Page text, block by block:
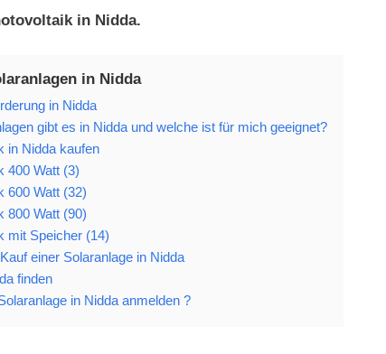
in Nidda.
in Nidda
in Nidda
gibt es in Nidda und welche ist für mich geeignet?
in Nidda kaufen
400 Watt (3)
600 Watt (32)
800 Watt (90)
mit Speicher (14)
einer Solaranlage in Nidda
finden
in Nidda anmelden ?